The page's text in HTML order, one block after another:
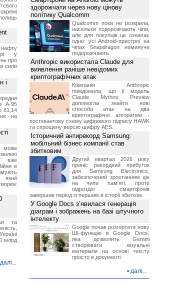
у
про
сили
і
А-95
81,14
- на
вже
в
який
та
млрд
далі...
здорожчати через нову цінову
політику Qualcomm
Qualcomm поки не розкрила,
наскільки подорожчають чіпи,
але для покупців це означає
одне: усі Android-пристрої на
чіпах Snapdragon неминуче
подорожчають.
Anthropic використала Claude для
виявлення раніше невідомих
криптографічних атак
Компанія Anthropic
повідомила, що її модель
Claude Mythos Preview
допомогла знайти нові
способи атак на два
криптографічні алгоритми -
постквантову схему цифрового підпису HAWK
та спрощену версію шифру AES.
Історичний антирекорд Samsung:
мобільний бізнес компанії став
збитковим
Другий квартал 2026 року
приніс рекордний прибуток
для Samsung Electronics,
забезпечений зростанням цін
на чипи пам'яті, проте
підрозділ смартфонів
завершив період із першим в історії збитком.
У Google Docs з’явилася генерація
діаграм і зображень на базі штучного
інтелекту
Google почав розгортати нову
ШІ-функцію в Google Docs,
яка дозволить Gemini
створювати візуальні
матеріали на основі тексту
просто в документі.
• далі...